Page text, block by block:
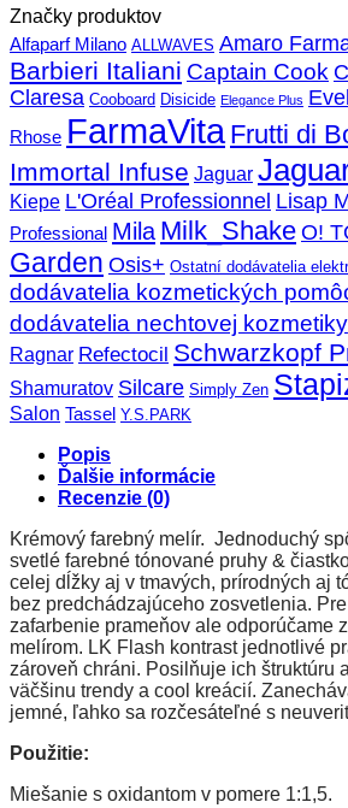
Značky produktov
Alfaparf Milano ALLWAVES Amaro
Barbieri Italiani Captain Cook
Claresa Cooboard Disicide Elegance Plus
Rhose FarmaVita Frutti di
Immortal Infuse Jaguar
Kiepe L'Oréal Professionnel Lisap
Professional Mila Milk_Shake O!
Garden Osis+ Ostatní dodávatelia
dodávatelia kozmetických
dodávatelia nechtovej kozmetiky
Ragnar Refectocil Schwarzkopf
Shamuratov Silcare Simply Zen
Salon Tassel Y.S.PARK
Popis
Ďalšie informácie
Recenzie (0)
Krémový farebný melír. Jednoduchý
svetlé farebné tónované pruhy &
celej dĺžky aj v tmavých, prírodných aj
bez predchádzajúceho zosvetlenia.
zafarbenie prameňov ale odporúčame
melírom. LK Flash kontrast jednotlivé
zároveň chráni. Posilňuje ich štruktúru
väčšinu trendy a cool kreácií.
jemné, ľahko sa rozčesáteľné s
Použitie:
Miešanie s oxidantom v pomere 1:1,5.